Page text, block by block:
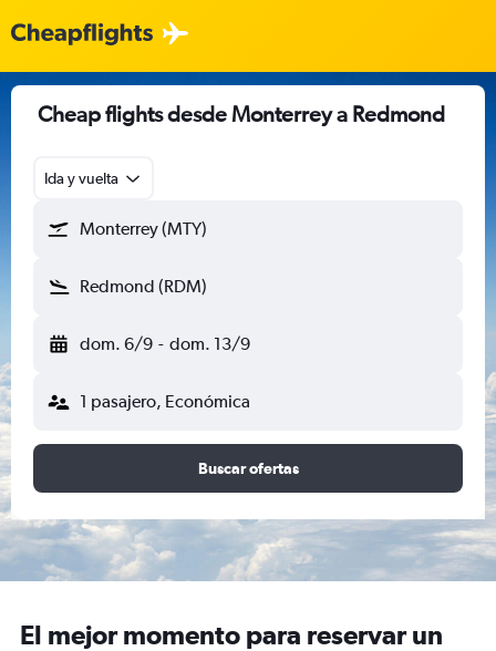
Cheap flights desde Monterrey a Redmond
Ida y vuelta
Monterrey (MTY)
Redmond (RDM)
dom. 6/9 - dom. 13/9
1 pasajero, Económica
Buscar ofertas
El mejor momento para reservar un